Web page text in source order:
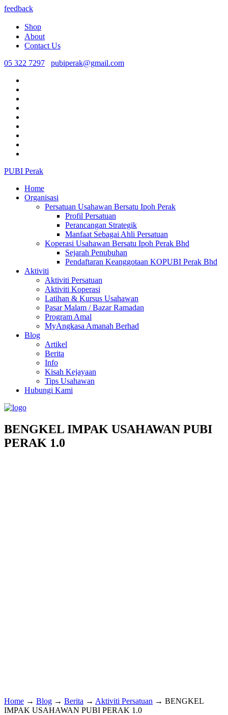
feedback
Shop
About
Contact Us
05 322 7297
pubiperak@gmail.com
PUBI Perak
Home
Organisasi
Persatuan Usahawan Bersatu Ipoh Perak
Profil Persatuan
Perancangan Strategik
Manfaat Sebagai Ahli Persatuan
Koperasi Usahawan Bersatu Ipoh Perak Bhd
Sejarah Penubuhan
Pendaftaran Keanggotaan KOPUBI Perak Bhd
Aktiviti
Aktiviti Persatuan
Aktiviti Koperasi
Latihan & Kursus Usahawan
Pasar Malam / Bazar Ramadan
Program Amal
MyAngkasa Amanah Berhad
Blog
Artikel
Berita
Info
Kisah Kejayaan
Tips Usahawan
Hubungi Kami
BENGKEL IMPAK USAHAWAN PUBI
PERAK 1.0
Home → Blog → Berita → Aktiviti Persatuan → BENGKEL
IMPAK USAHAWAN PUBI PERAK 1.0